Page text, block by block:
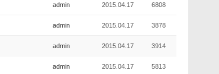
admin 2015.04.17 6808
admin 2015.04.17 3878
admin 2015.04.17 3914
admin 2015.04.17 5813